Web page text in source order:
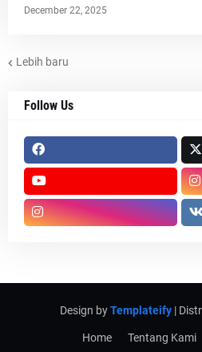
December 22, 2025
Lebih baru
Follow Us
Design byTemplateify|
Home Tentang Kami